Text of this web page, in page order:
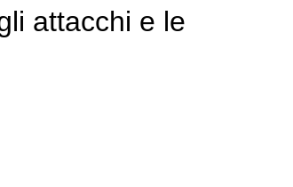
attacchi e le